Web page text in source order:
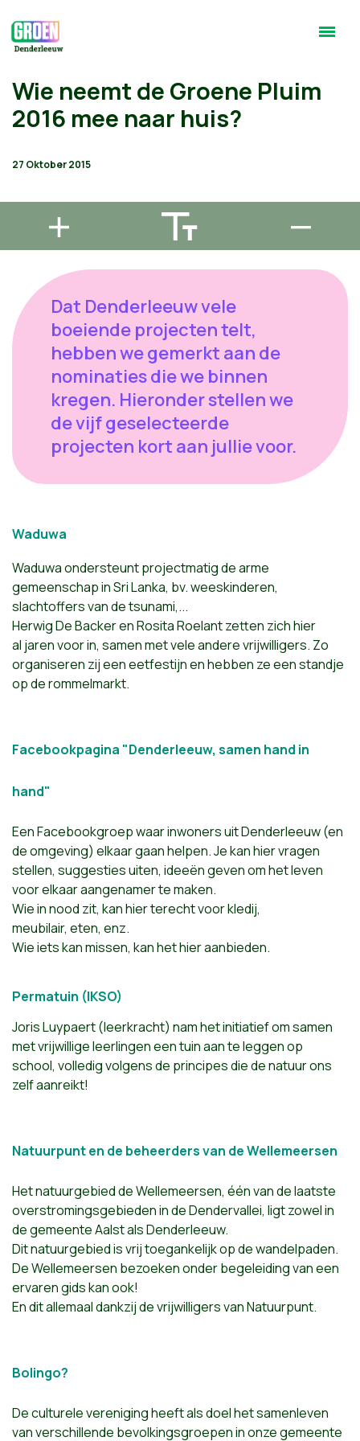
Wie neemt de Groene Pluim
2016 mee naar huis?
27 Oktober 2015
Dat Denderleeuw vele
boeiende projecten telt,
hebben we gemerkt aan de
nominaties die we binnen
kregen. Hieronder stellen we
de vijf geselecteerde
projecten kort aan jullie voor.
Waduwa
Waduwa ondersteunt projectmatig de arme
gemeenschap in Sri Lanka, bv. weeskinderen,
slachtoffers van de tsunami,...
Herwig De Backer en Rosita Roelant zetten zichhier
al jarenvoorin, samen met vele andere vrijwilligers. Zo
organiseren zij een eetfestijn en hebben ze een standje
op de rommelmarkt.
Facebookpagina "Denderleeuw, samen hand in
hand"
Een Facebookgroep waar inwoners uit Denderleeuw (en
de omgeving) elkaar gaan helpen. Je kan hier vragen
stellen, suggesties uiten, ideeën geven om het leven
voor elkaar aangenamer te maken.
Wie in nood zit, kan hier terecht voor kledij,
meubilair, eten, enz.
Wie iets kan missen, kan het hier aanbieden.
Permatuin (IKSO)
Joris Luypaert (leerkracht) nam het initiatief om samen
met vrijwillige leerlingen een tuin aan te leggen op
school, volledig volgens de principes die de natuur ons
zelf aanreikt!
Natuurpunt en de beheerders van de Wellemeersen
Het natuurgebied de Wellemeersen, één van de laatste
overstromingsgebieden in de Dendervallei, ligt zowel in
de gemeente Aalst als Denderleeuw.
Dit natuurgebied is vrij toegankelijk op de wandelpaden.
De Wellemeersen bezoeken onder begeleiding van een
ervaren gids kan ook!
En dit allemaal dankzij de vrijwilligers van Natuurpunt.
Bolingo?
De culturele vereniging heeft als doel het samenleven
van verschillende bevolkingsgroepen in onze gemeente